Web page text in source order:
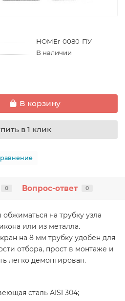
HOMEr-0080-ПУ
В наличии
В корзину
в 1 клик
0 Вопрос-ответ 0
на трубку узла
или из металла.
на 8 мм трубку удобен для
отбора, прост в монтаже и
легко демонтирован.
сталь AISI 304;